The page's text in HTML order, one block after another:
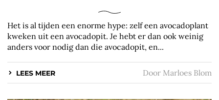
Het is al tijden een enorme hype: zelf een avocadoplant
kweken uit een avocadopit. Je hebt er dan ook weinig
anders voor nodig dan die avocadopit, en...
LEES MEER Door Marloes Blom